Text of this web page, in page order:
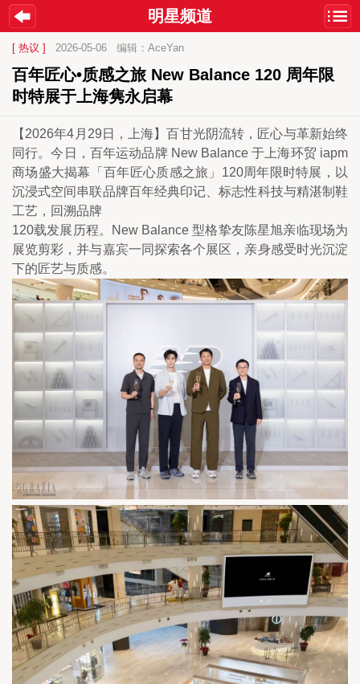
明星频道
[ 热议 ] 2026-05-06 编辑：AceYan
百年匠心•质感之旅 New Balance 120 周年限
时特展于上海隽永启幕
【2026年4月29日，上海】百甘光阴流转，匠心与革新始终
同行。今日，百年运动品牌 New Balance 于上海环贸 iapm
商场盛大揭幕「百年匠心质感之旅」120周年限时特展，以
沉浸式空间串联品牌百年经典印记、标志性科技与精湛制鞋
工艺，回溯品牌
120载发展历程。New Balance 型格挚友陈星旭亲临现场为
展览剪彩，并与嘉宾一同探索各个展区，亲身感受时光沉淀
下的匠艺与质感。